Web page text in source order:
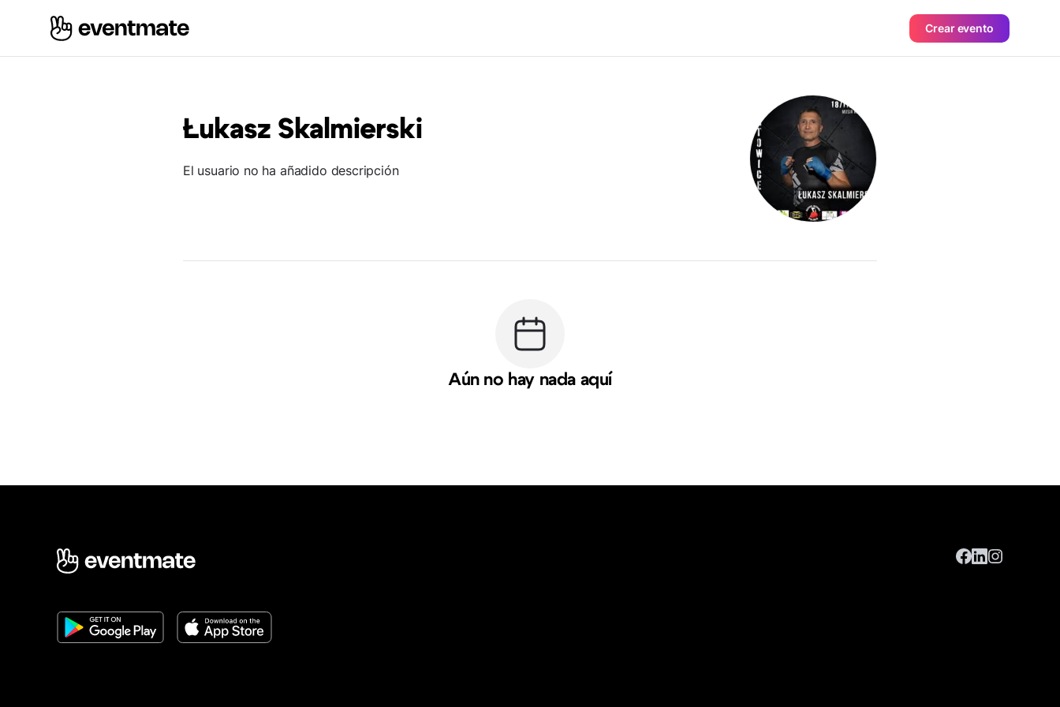
Crear evento
Łukasz Skalmierski
El usuario no ha añadido descripción
Aún no hay nada aquí